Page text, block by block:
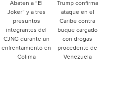
Abaten a “El
Joker” y a tres
presuntos
integrantes del
CJNG durante un
enfrentamiento en
Colima
Trump confirma
ataque en el
Caribe contra
buque cargado
con drogas
procedente de
Venezuela